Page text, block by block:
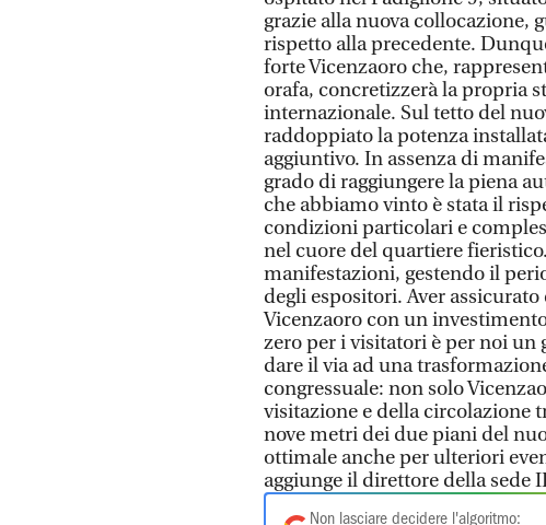
grazie alla nuova collocazione,
rispetto alla precedente.
forte Vicenzaoro che,
orafa, concretizzerà la propria
internazionale. Sul tetto del
raddoppiato la potenza
aggiuntivo. In assenza di
grado di raggiungere la piena
che abbiamo vinto è stata il
condizioni particolari e
nel cuore del quartiere
manifestazioni, gestendo il
degli espositori. Aver
Vicenzaoro con un
zero per i visitatori è per noi un
dare il via ad una
congressuale: non solo
visitazione e della circolazione
nove metri dei due piani del
ottimale anche per ulteriori
aggiunge il direttore della sede
Non lasciare decidere l'algoritmo: